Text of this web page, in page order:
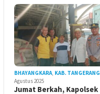
BHAYANGKARA, KAB. TANGERANG
Agustus 2025
Jumat Berkah, Kapolsek